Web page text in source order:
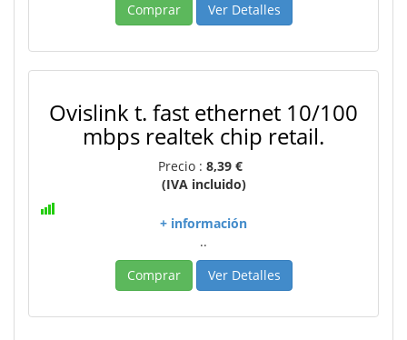
Comprar
Ver Detalles
Ovislink t. fast ethernet 10/100
mbps realtek chip retail.
Precio : 8,39 €
(IVA incluido)
+ información
..
Comprar
Ver Detalles